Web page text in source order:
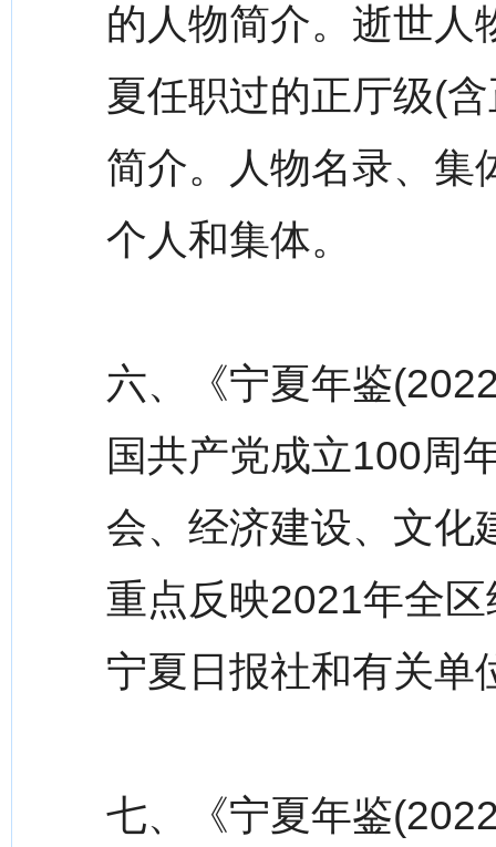
的人物简介。逝世人
夏任职过的正厅级(
简介。人物名录、集
个人和集体。
六、《宁夏年鉴
国共产党成立100周
会、经济建设、文化
重点反映2021年全
宁夏日报社和有关单
七、《宁夏年鉴